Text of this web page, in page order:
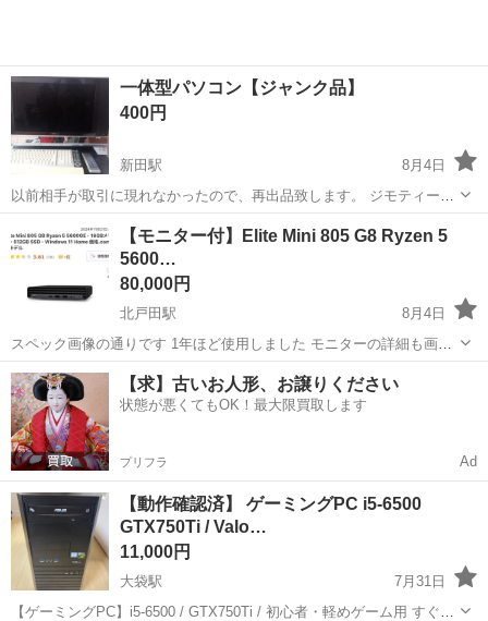
一体型パソコン【ジャンク品】
400円
新田駅
8月4日
以前相手が取引に現れなかったので、再出品致します。 ジモティーで
入手したした際はDVDプレーヤーとして起動していました。現在は電
源入らなくなりました。付属品は電源コード、ワイヤレスキーボー
ド、ワイヤレスリモコンのみ。マウスは...
草加市 新田駅 デスクトップパソコン
【モニター付】Elite Mini 805 G8 Ryzen 5
5600…
80,000円
北戸田駅
8月4日
スペック画像の通りです 1年ほど使用しました モニターの詳細も画像
の通りです
埼玉 戸田市 北戸田駅 デスクトップパソコン
【求】古いお人形、お譲りください
状態が悪くてもOK！最大限買取します
プリフラ Ad
【動作確認済】 ゲーミングPC i5-6500
GTX750Ti / Valo…
11,000円
大袋駅
7月31日
【ゲーミングPC】i5-6500 / GTX750Ti / 初心者・軽めゲーム用 すぐ使